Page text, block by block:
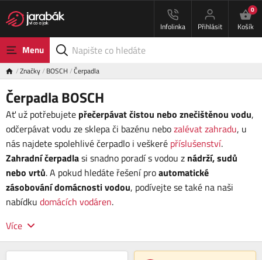
Infolinka Přihlásit
0
Košík
Menu
Značky BOSCH Čerpadla
Čerpadla BOSCH
Ať už potřebujete přečerpávat čistou nebo znečištěnou vodu,
odčerpávat vodu ze sklepa či bazénu nebozalévat zahradu, u
nás najdete spolehlivé čerpadlo i veškeré příslušenství.
Zahradní čerpadlasi snadno poradí s vodou z nádrží, sudů
nebo vrtů. A pokud hledáte řešení proautomatické
zásobování domácnosti vodou, podívejte se také na naši
nabídku domácích vodáren.
Více